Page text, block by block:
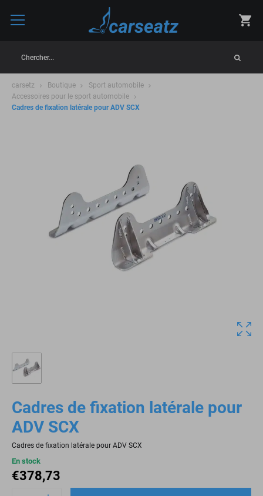
Chercher...
carsetz Boutique
Sport automobile
Accessoires pour le sport automobile
Cadres de fixation latérale pour ADV SCX
Cadres de fixation latérale pour
ADV SCX
Cadres de fixation latérale pour ADV SCX
En stock
€378,73